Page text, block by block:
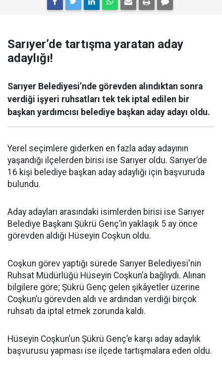
Sarıyer’de tartışma yaratan aday
adaylığı!
Sarıyer Belediyesi’nde görevden alındıktan sonra
verdiği işyeri ruhsatları tek tek iptal edilen bir
başkan yardımcısı belediye başkan aday adayı oldu.
Yerel seçimlere giderken en fazla aday adayının
yaşandığı ilçelerden birisi ise Sarıyer oldu. Sarıyer’de
16 kişi belediye başkan aday adaylığı için başvuruda
bulundu.
Aday adayları arasındaki isimlerden birisi ise Sarıyer
Belediye Başkanı Şükrü Genç’in yaklaşık 5 ay önce
görevden aldığı Hüseyin Coşkun oldu.
Coşkun görev yaptığı sürede Sarıyer Belediyesi'nin
Ruhsat Müdürlüğü Hüseyin Coşkun’a bağlıydı. Alınan
bilgilere göre; Şükrü Genç gelen şikâyetler üzerine
Coşkun’u görevden aldı ve ardından verdiği birçok
ruhsatı da iptal etmek zorunda kaldı.
Hüseyin Coşkun’un Şükrü Genç’e karşı aday adaylık
başvurusu yapması ise ilçede tartışmalara eden oldu.